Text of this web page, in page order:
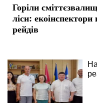
Горіли
ліси:
рейдів